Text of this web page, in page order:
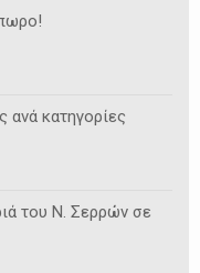
ανά κατηγορίες
του Ν. Σερρών σε